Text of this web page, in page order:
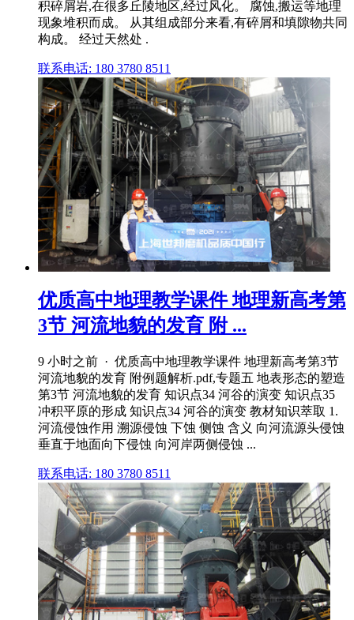
积碎屑岩,在很多丘陵地区,经过风化。 腐蚀,搬运等地理
现象堆积而成。 从其组成部分来看,有碎屑和填隙物共同
构成。 经过天然处 .
联系电话: 180 3780 8511
优质高中地理教学课件 地理新高考第
3节 河流地貌的发育 附 ...
9 小时之前 · 优质高中地理教学课件 地理新高考第3节
河流地貌的发育 附例题解析.pdf,专题五 地表形态的塑造
第3节 河流地貌的发育 知识点34 河谷的演变 知识点35
冲积平原的形成 知识点34 河谷的演变 教材知识萃取 1.
河流侵蚀作用 溯源侵蚀 下蚀 侧蚀 含义 向河流源头侵蚀
垂直于地面向下侵蚀 向河岸两侧侵蚀 ...
联系电话: 180 3780 8511